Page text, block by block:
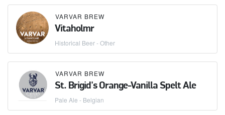
VARVAR BREW
Vitaholmr
Historical Beer - Other
VARVAR BREW
St. Brigid's Orange-Vanilla Spelt Ale
Pale Ale - Belgian